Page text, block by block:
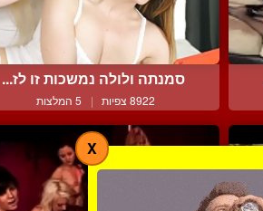
סמנתה ולולה נמשכות זו לז...
8922 צפיות | 5 המלצות
X